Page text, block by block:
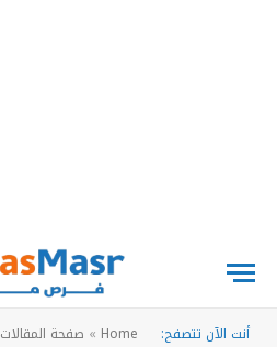
أنت الآن تتصفح: Home
» صفحة المقالات